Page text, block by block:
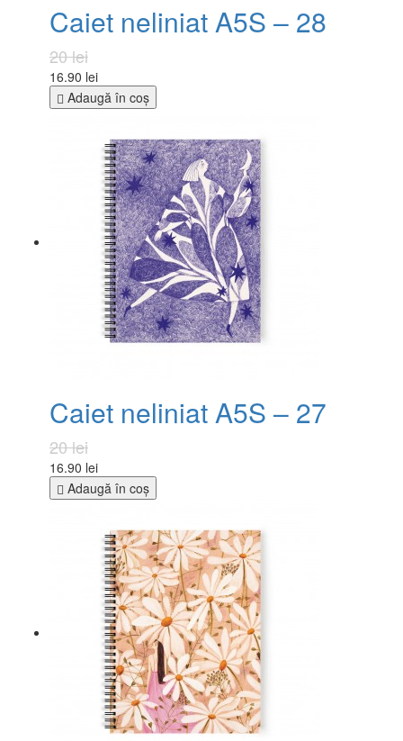
Caiet neliniat A5S – 28
20 lei
16.90 lei
Adaugă în coş
Caiet neliniat A5S – 27
20 lei
16.90 lei
Adaugă în coş